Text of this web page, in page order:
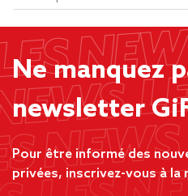
Ne manquez
newsletter
Pour être informé des
privées, inscrivez-vous à la